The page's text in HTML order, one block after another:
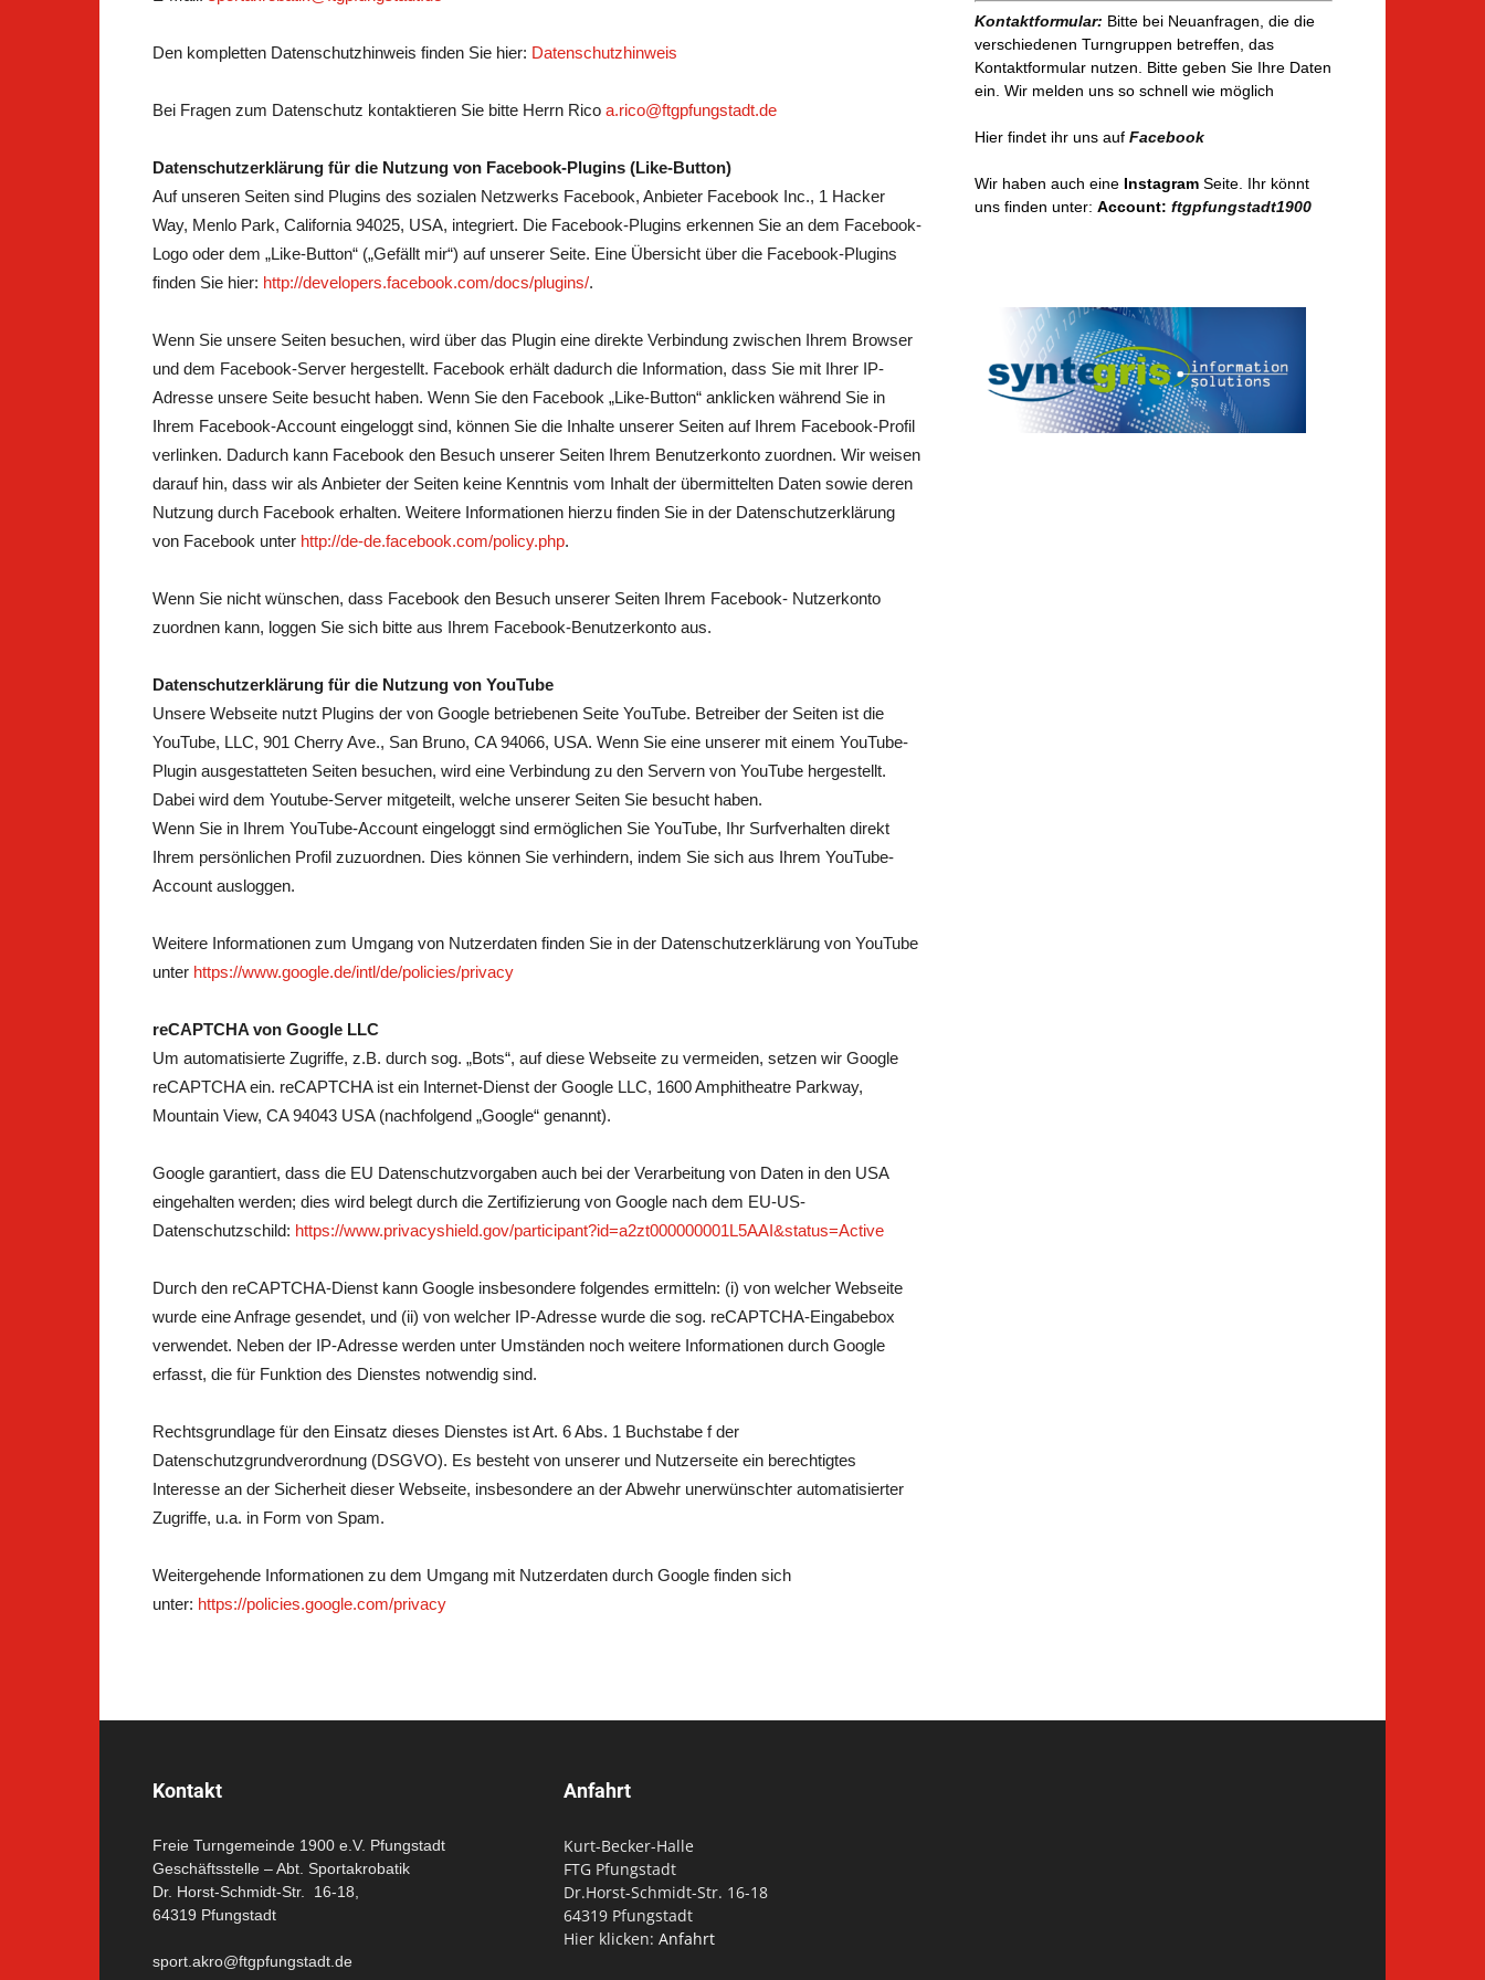
Den kompletten Datenschutzhinweis finden Sie hier: Datenschutzhinweis
Bei Fragen zum Datenschutz kontaktieren Sie bitte Herrn Rico a.rico@ftgpfungstadt.de
Datenschutzerklärung für die Nutzung von Facebook-Plugins (Like-Button)
Auf unseren Seiten sind Plugins des sozialen Netzwerks Facebook, Anbieter Facebook Inc., 1 Hacker
Way, Menlo Park, California 94025, USA, integriert. Die Facebook-Plugins erkennen Sie an dem Facebook-
Logo oder dem „Like-Button“ („Gefällt mir“) auf unserer Seite. Eine Übersicht über die Facebook-Plugins
finden Sie hier: http://developers.facebook.com/docs/plugins/.
Wenn Sie unsere Seiten besuchen, wird über das Plugin eine direkte Verbindung zwischen Ihrem Browser
und dem Facebook-Server hergestellt. Facebook erhält dadurch die Information, dass Sie mit Ihrer IP-
Adresse unsere Seite besucht haben. Wenn Sie den Facebook „Like-Button“ anklicken während Sie in
Ihrem Facebook-Account eingeloggt sind, können Sie die Inhalte unserer Seiten auf Ihrem Facebook-Profil
verlinken. Dadurch kann Facebook den Besuch unserer Seiten Ihrem Benutzerkonto zuordnen. Wir weisen
darauf hin, dass wir als Anbieter der Seiten keine Kenntnis vom Inhalt der übermittelten Daten sowie deren
Nutzung durch Facebook erhalten. Weitere Informationen hierzu finden Sie in der Datenschutzerklärung
von Facebook unter http://de-de.facebook.com/policy.php.
Wenn Sie nicht wünschen, dass Facebook den Besuch unserer Seiten Ihrem Facebook- Nutzerkonto
zuordnen kann, loggen Sie sich bitte aus Ihrem Facebook-Benutzerkonto aus.
Datenschutzerklärung für die Nutzung von YouTube
Unsere Webseite nutzt Plugins der von Google betriebenen Seite YouTube. Betreiber der Seiten ist die
YouTube, LLC, 901 Cherry Ave., San Bruno, CA 94066, USA. Wenn Sie eine unserer mit einem YouTube-
Plugin ausgestatteten Seiten besuchen, wird eine Verbindung zu den Servern von YouTube hergestellt.
Dabei wird dem Youtube-Server mitgeteilt, welche unserer Seiten Sie besucht haben.
Wenn Sie in Ihrem YouTube-Account eingeloggt sind ermöglichen Sie YouTube, Ihr Surfverhalten direkt
Ihrem persönlichen Profil zuzuordnen. Dies können Sie verhindern, indem Sie sich aus Ihrem YouTube-
Account ausloggen.
Weitere Informationen zum Umgang von Nutzerdaten finden Sie in der Datenschutzerklärung von YouTube
unter https://www.google.de/intl/de/policies/privacy
reCAPTCHA von Google LLC
Um automatisierte Zugriffe, z.B. durch sog. „Bots“, auf diese Webseite zu vermeiden, setzen wir Google
reCAPTCHA ein. reCAPTCHA ist ein Internet-Dienst der Google LLC, 1600 Amphitheatre Parkway,
Mountain View, CA 94043 USA (nachfolgend „Google“ genannt).
Google garantiert, dass die EU Datenschutzvorgaben auch bei der Verarbeitung von Daten in den USA
eingehalten werden; dies wird belegt durch die Zertifizierung von Google nach dem EU-US-
Datenschutzschild: https://www.privacyshield.gov/participant?id=a2zt000000001L5AAI&status=Active
Durch den reCAPTCHA-Dienst kann Google insbesondere folgendes ermitteln: (i) von welcher Webseite
wurde eine Anfrage gesendet, und (ii) von welcher IP-Adresse wurde die sog. reCAPTCHA-Eingabebox
verwendet. Neben der IP-Adresse werden unter Umständen noch weitere Informationen durch Google
erfasst, die für Funktion des Dienstes notwendig sind.
Rechtsgrundlage für den Einsatz dieses Dienstes ist Art. 6 Abs. 1 Buchstabe f der
Datenschutzgrundverordnung (DSGVO). Es besteht von unserer und Nutzerseite ein berechtigtes
Interesse an der Sicherheit dieser Webseite, insbesondere an der Abwehr unerwünschter automatisierter
Zugriffe, u.a. in Form von Spam.
Weitergehende Informationen zu dem Umgang mit Nutzerdaten durch Google finden sich
unter: https://policies.google.com/privacy
Kontaktformular: Bitte bei Neuanfragen, die die
verschiedenen Turngruppen betreffen, das
Kontaktformular nutzen. Bitte geben Sie Ihre Daten
ein. Wir melden uns so schnell wie möglich
Hier findet ihr uns auf Facebook
Wir haben auch eine Instagram Seite. Ihr könnt
uns finden unter: Account: ftgpfungstadt1900
Kontakt
Freie Turngemeinde 1900 e.V. Pfungstadt
Geschäftsstelle – Abt. Sportakrobatik
Dr. Horst-Schmidt-Str. 16-18,
64319 Pfungstadt
sport.akro@ftgpfungstadt.de
Anfahrt
Kurt-Becker-Halle
FTG Pfungstadt
Dr.Horst-Schmidt-Str. 16-18
64319 Pfungstadt
Hier klicken: Anfahrt